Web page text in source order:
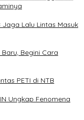
Jaga Lalu Lintas Masuk
Begini Cara
PETI di NTB
Ungkap Fenomena